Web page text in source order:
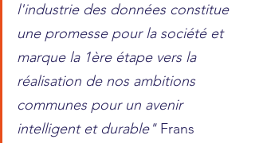
l'industrie des données constitue
une promesse pour la société et
marque la 1ère étape vers la
réalisation de nos ambitions
communes pour un avenir
intelligent et durable" Frans